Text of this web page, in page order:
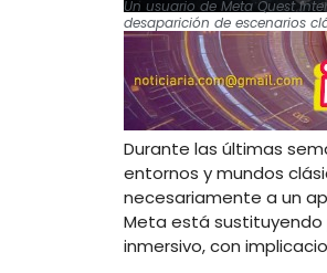
Un usuario de Meta Quest
desaparición de escenarios
Durante las últimas
entornos y mundos
necesariamente a un
Meta está sustituyendo
inmersivo, con